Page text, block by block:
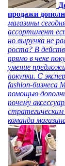
продажи
магазины
ассортимент
но выручка не
роста? В
прямо в чеке
умение
покупки. С
fashion-бизнеса
помощью
почему
команда